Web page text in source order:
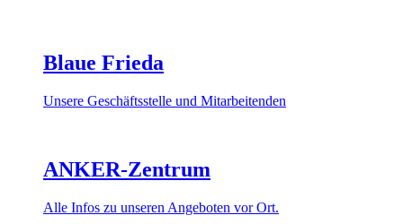
Blaue Frieda
Unsere Geschäftsstelle und Mitarbeitenden
ANKER-Zentrum
Alle Infos zu unseren Angeboten vor Ort.